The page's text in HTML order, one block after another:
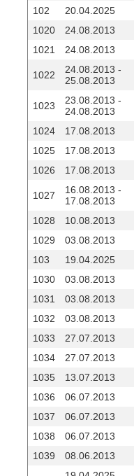
102 20.04.2025
1020
24.08.2013
1021
24.08.2013
1022
24.08.2013 -
25.08.2013
1023
23.08.2013 -
24.08.2013
1024 17.08.2013
1025
17.08.2013
1026
17.08.2013
1027
16.08.2013 -
17.08.2013
1028 10.08.2013
1029
03.08.2013
103
19.04.2025
1030
03.08.2013
1031
03.08.2013
1032
03.08.2013
1033
27.07.2013
1034
27.07.2013
1035
13.07.2013
1036
06.07.2013
1037
06.07.2013
1038
06.07.2013
1039
08.06.2013